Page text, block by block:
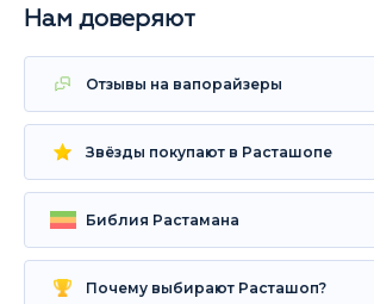
Нам доверяют
Отзывы на вапорайзеры
Звёзды покупают в Расташопе
Библия Растамана
Почему выбирают Расташоп?